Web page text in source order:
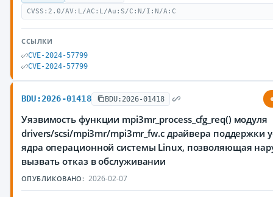
CVSS:2.0/AV:L/AC:L/Au:S/C:N/I:N/A:C
ССЫЛКИ
CVE-2024-57799
CVE-2024-57799
BDU:2026-01418 BDU:2026-01418
Уязвимость функции mpi3mr_process_cfg_req() модуля
drivers/scsi/mpi3mr/mpi3mr_fw.c драйвера поддержки
ядра операционной системы Linux, позволяющая
вызвать отказ в обслуживании
ОПУБЛИКОВАНО: 2026-02-07